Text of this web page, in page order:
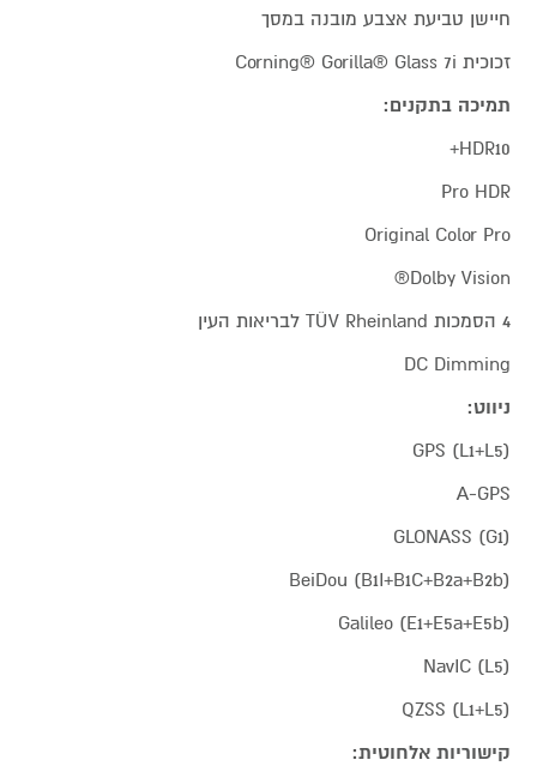
חיישן טביעת אצבע מובנה במסך
זכוכית Corning® Gorilla® Glass 7i
תמיכה בתקנים:
HDR10+
Pro HDR
Original Color Pro
Dolby Vision®
4 הסמכות TÜV Rheinland לבריאות העין
DC Dimming
ניווט:
GPS (L1+L5)
A-GPS
GLONASS (G1)
BeiDou (B1I+B1C+B2a+B2b)
Galileo (E1+E5a+E5b)
NavIC (L5)
QZSS (L1+L5)
קישוריות אלחוטית: